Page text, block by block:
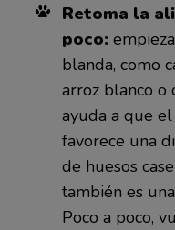
Retoma la
poco:
blanda, como
arroz blanco o
ayuda a que
favorece una
de huesos
también es
Poco a poco,